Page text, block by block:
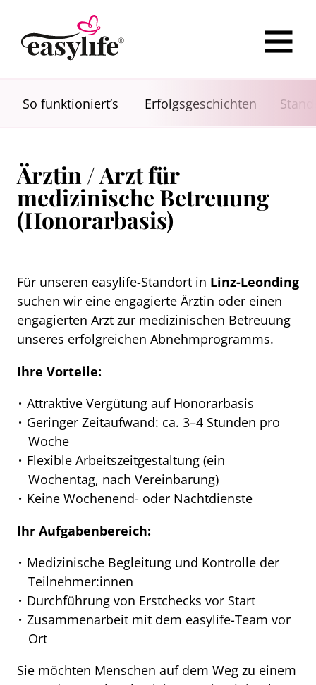
So funktioniert’s Erfolgsgeschichten
Ärztin / Arzt für
medizinische Betreuung
(Honorarbasis)
Für unseren easylife-Standort in Linz-Leonding
suchen wir eine engagierte Ärztin oder einen
engagierten Arzt zur medizinischen Betreuung
unseres erfolgreichen Abnehmprogramms.
Ihre Vorteile:
Attraktive Vergütung auf Honorarbasis
Geringer Zeitaufwand: ca. 3–4 Stunden pro
Woche
Flexible Arbeitszeitgestaltung (ein
Wochentag, nach Vereinbarung)
Keine Wochenend- oder Nachtdienste
Ihr Aufgabenbereich:
Medizinische Begleitung und Kontrolle der
Teilnehmer:innen
Durchführung von Erstchecks vor Start
Zusammenarbeit mit dem easylife-Team vor
Ort
Sie möchten Menschen auf dem Weg zu einem